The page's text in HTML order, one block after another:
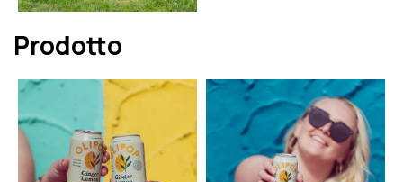
Prodotto